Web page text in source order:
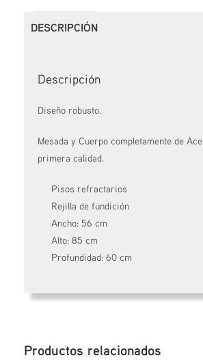
DESCRIPCIÓN
Descripción
Diseño robusto.
Mesada y Cuerpo completamente de
primera calidad.
Pisos refractarios
Rejilla de fundición
Ancho: 56 cm
Alto: 85 cm
Profundidad: 60 cm
Productos relacionados